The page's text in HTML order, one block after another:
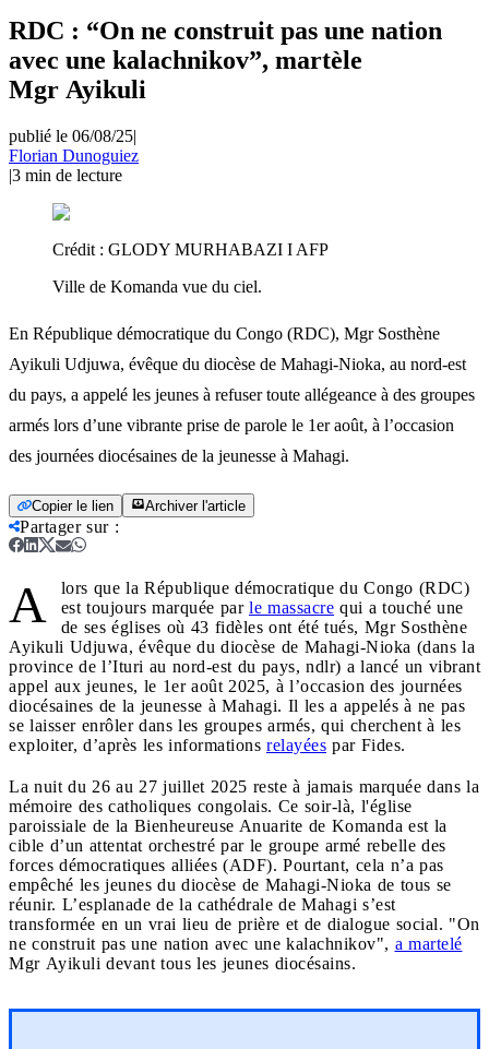
RDC : “On ne construit pas une nation
avec une kalachnikov”, martèle
Mgr Ayikuli
publié le 06/08/25|
Florian Dunoguiez
|3 min de lecture
Crédit : GLODY MURHABAZI I AFP
Ville de Komanda vue du ciel.
En République démocratique du Congo (RDC), Mgr Sosthène
Ayikuli Udjuwa, évêque du diocèse de Mahagi-Nioka, au nord-est
du pays, a appelé les jeunes à refuser toute allégeance à des groupes
armés lors d’une vibrante prise de parole le 1er août, à l’occasion
des journées diocésaines de la jeunesse à Mahagi.
Copier le lien Archiver l'article
Partager sur:
A
lors que la République démocratique du Congo (RDC)
est toujours marquée par le massacre qui a touché une
de ses églises où 43 fidèles ont été tués, Mgr Sosthène
Ayikuli Udjuwa, évêque du diocèse de Mahagi-Nioka (dans la
province de l’Ituri au nord-est du pays, ndlr) a lancé un vibrant
appel aux jeunes, le 1er août 2025, à l’occasion des journées
diocésaines de la jeunesse à Mahagi. Il les a appelés à ne pas
se laisser enrôler dans les groupes armés, qui cherchent à les
exploiter, d’après les informations relayées par Fides.
La nuit du 26 au 27 juillet 2025 reste à jamais marquée dans la
mémoire des catholiques congolais. Ce soir-là, l'église
paroissiale de la Bienheureuse Anuarite de Komanda est la
cible d’un attentat orchestré par le groupe armé rebelle des
forces démocratiques alliées (ADF). Pourtant, cela n’a pas
empêché les jeunes du diocèse de Mahagi-Nioka de tous se
réunir. L’esplanade de la cathédrale de Mahagi s’est
transformée en un vrai lieu de prière et de dialogue social. "On
ne construit pas une nation avec une kalachnikov", a martelé
Mgr Ayikuli devant tous les jeunes diocésains.